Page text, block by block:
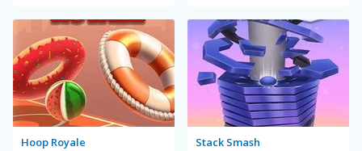
Hoop Royale Stack Smash